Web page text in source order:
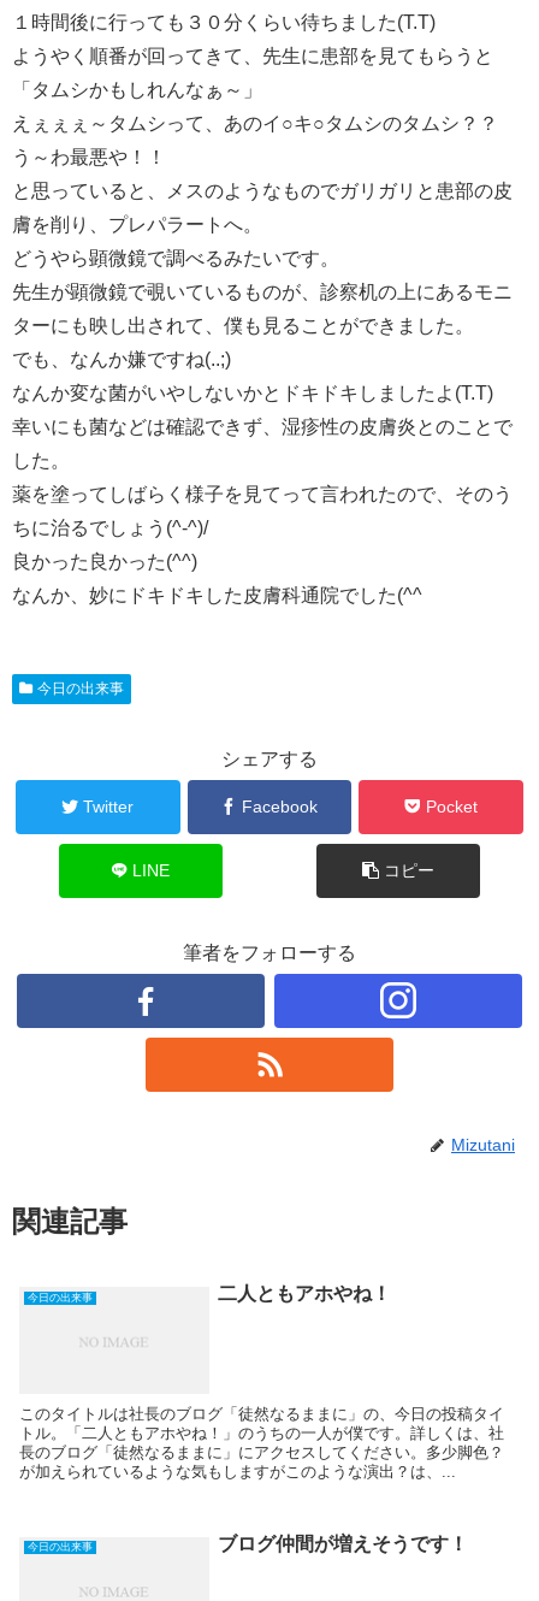
１時間後に行っても３０分くらい待ちました(T.T)
ようやく順番が回ってきて、先生に患部を見てもらうと
「タムシかもしれんなぁ～」
えぇぇぇ～タムシって、あのイ○キ○タムシのタムシ？？
う～わ最悪や！！
と思っていると、メスのようなものでガリガリと患部の皮
膚を削り、プレパラートへ。
どうやら顕微鏡で調べるみたいです。
先生が顕微鏡で覗いているものが、診察机の上にあるモニ
ターにも映し出されて、僕も見ることができました。
でも、なんか嫌ですね(..;)
なんか変な菌がいやしないかとドキドキしましたよ(T.T)
幸いにも菌などは確認できず、湿疹性の皮膚炎とのことで
した。
薬を塗ってしばらく様子を見てって言われたので、そのう
ちに治るでしょう(^-^)/
良かった良かった(^^)
なんか、妙にドキドキした皮膚科通院でした(^^ゞ
今日の出来事
シェアする
Twitter Facebook Pocket
LINE コピー
筆者をフォローする
Mizutani
関連記事
今日の出来事 二人ともアホやね！
このタイトルは社長のブログ「徒然なるままに」の、今日の投稿タイ
トル。「二人ともアホやね！」のうちの一人が僕です。詳しくは、社
長のブログ「徒然なるままに」にアクセスしてください。多少脚色？
が加えられているような気もしますがこのような演出？は、...
今日の出来事 ブログ仲間が増えそうです！